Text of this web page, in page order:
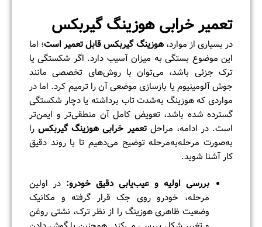
تعمیر خرابی هوزینگ گیربکس
در بسیاری از موارد،هوزینگ گیربکس قابل تعمیر است؛ اما
این موضوع بستگی به میزان آسیب دارد. اگر شکستگی یا
ترک جزئی باشد، می‌توان با روش‌های تخصصی مانند
جوش آلومینیوم یا بازسازی موضعی آن را ترمیم کرد. اما در
مواردی که هوزینگ به‌شدت تاب برداشته یا دچار شکستگی
گسترده شده باشد، تعویض کامل آن منطقی‌تر و ایمن‌تر
است. در ادامه، مراحلتعمیر خرابی هوزینگ گیربکسرا
به‌صورت مرحله‌به‌مرحله توضیح می‌دهیم تا با روند دقیق
کار آشنا شوید.
بررسی اولیه و عیب‌یابی دقیق خودرو: در اولین
مرحله، خودرو روی جک قرار گرفته و مکانیک
وضعیت ظاهری هوزینگ را از نظر ترک، نشتی روغن